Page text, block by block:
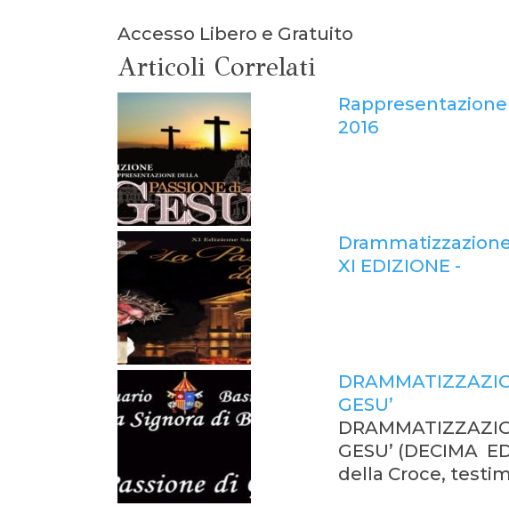
Accesso Libero e Gratuito
Articoli Correlati
2016
XI EDIZIONE -
GESU’
GESU’ (DECIMA
della Croce,